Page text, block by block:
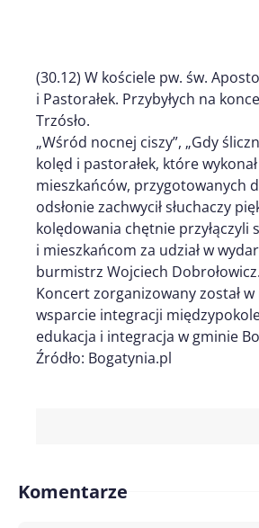
(30.12) W kościele pw. św.
i Pastorałek. Przybyłych na
Trzósło.
„Wśród nocnej ciszy”, „Gdy
kolęd i pastorałek, które
mieszkańców, przygotowanych
odsłonie zachwycił słuchaczy
kolędowania chętnie przyłączyli
i mieszkańcom za udział w
burmistrz Wojciech Dobrołowicz.
Koncert zorganizowany został
wsparcie integracji
edukacja i integracja w gminie
Źródło: Bogatynia.pl
Komentarze